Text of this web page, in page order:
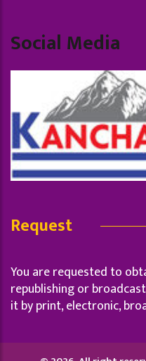
Social Media
Request
You are requested to
republishing or
it by print, electronic,